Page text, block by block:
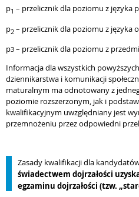
p1 – przelicznik dla poziomu z języka
p2 – przelicznik dla poziomu z języka
p3 – przelicznik dla poziomu z
Informacja dla wszystkich
dziennikarstwa i komunikacji
maturalnym ma odnotowany z
poziomie rozszerzonym, jak i
kwalifikacyjnym uwzględniany jest
przemnożeniu przez odpowiedni
Zasady kwalifikacji dla
świadectwem dojrzałości
egzaminu dojrzałości (tzw.